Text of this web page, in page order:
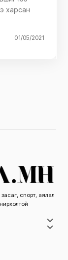
харсан
01/05/2021
спорт, аялал